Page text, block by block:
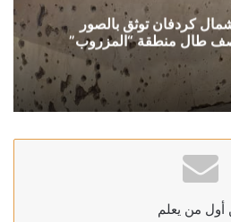
كردفان توثق بالصور
طال منطقة “المزروب”
أول من يعلم